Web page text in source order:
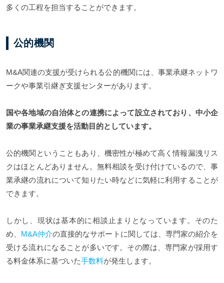
多くの工程を担当することができます。
公的機関
M&A関連の支援が受けられる公的機関には、事業承継ネットワ
ークや事業引継ぎ支援センターがあります。
国や各地域の自治体との連携によって設立されており、中小企
業の事業承継支援を活動目的としています。
公的機関ということもあり、機密性が極めて高く情報漏洩リス
クはほとんどありません。無料相談を受け付けているので、事
業承継の流れについて知りたい時などに気軽に利用することが
できます。
しかし、現状は基本的に相談止まりとなっています。そのた
め、 M&A仲介の直接的なサポートに関しては、専門家の紹介を
受ける流れになることが多いです。その際は、専門家が採用す
る料金体系に基づいた手数料が発生します。